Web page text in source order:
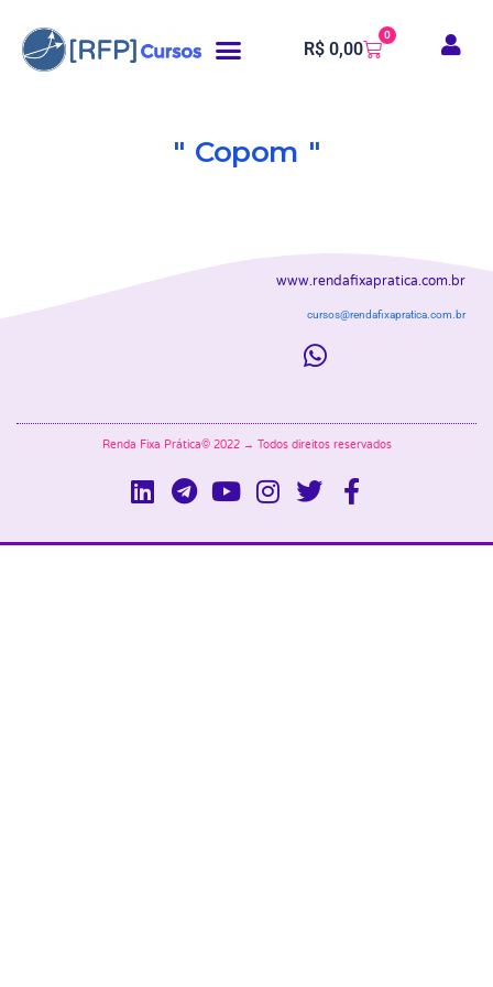
R$ 0,00
0
Copom
www.rendafixapratica.com.br
cursos@rendafixapratica.com.br
Renda Fixa Prática© 2022 → Todos direitos reservados